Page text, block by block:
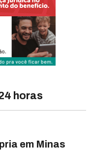
horas
em Minas